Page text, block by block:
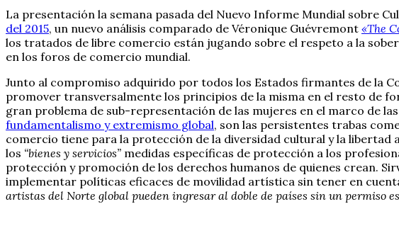
La presentación la semana pasada del Nuevo Informe Mundial sobre
del 2015, un nuevo análisis comparado de Véronique Guévremont «The
los tratados de libre comercio están jugando sobre el respeto a la
en los foros de comercio mundial.
Junto al compromiso adquirido por todos los Estados firmantes de la
promover transversalmente los principios de la misma en el resto de
gran problema de sub-representación de las mujeres en el marco de
fundamentalismo y extremismo global, son las persistentes trabas
comercio tiene para la protección de la diversidad cultural y la
los “bienes y servicios” medidas específicas de protección a los
protección y promoción de los derechos humanos de quienes crean.
implementar políticas eficaces de movilidad artística sin tener en
artistas del Norte global pueden ingresar al doble de países sin un permiso